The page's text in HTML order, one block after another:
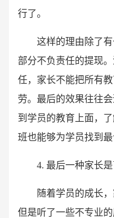
行了。
这样的理由除了
部分不负责任的提现
任，家长不能把所有
劳。最后的效果往往
到学员的教育上面，
班也能够为学员找到
4. 最后一种家长
随着学员的成长
但是听了一些不专业